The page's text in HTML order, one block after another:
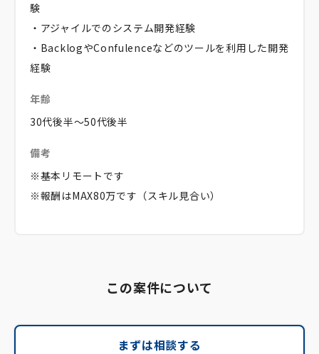
験
・アジャイルでのシステム開発経験
・BacklogやConfulenceなどのツールを利用した開発
経験
年齢
30代後半～50代後半
備考
※基本リモートです
※報酬はMAX80万です（スキル見合い）
この案件について
まずは相談する